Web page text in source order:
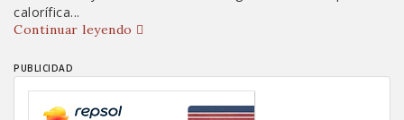
calorífica...
Continuar leyendo
PUBLICIDAD